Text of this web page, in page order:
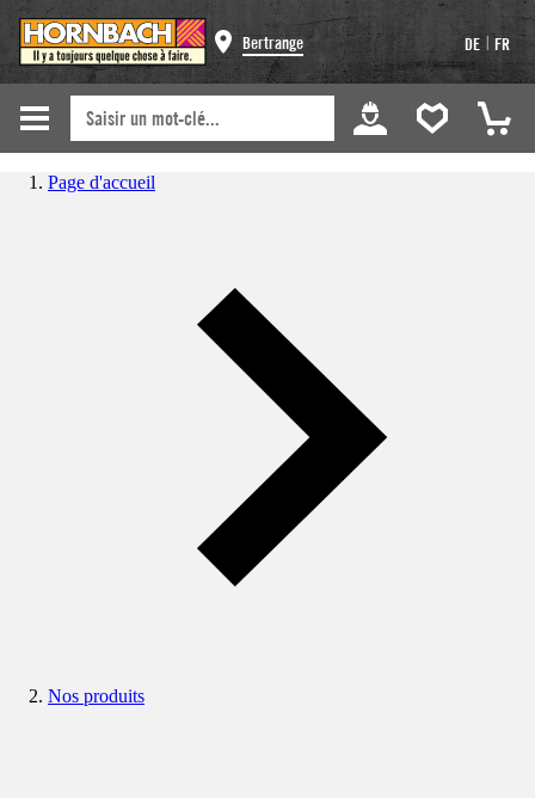
Bertrange DE | FR
Page d'accueil
Nos produits